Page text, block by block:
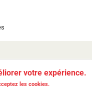
votre expérience.
les cookies.